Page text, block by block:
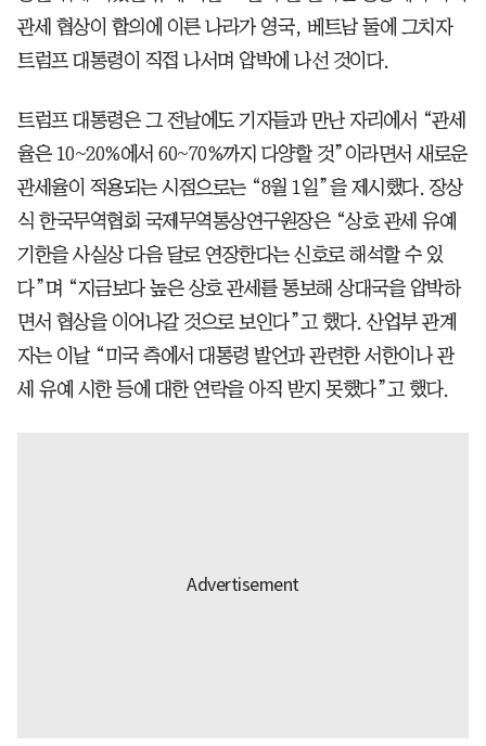
관세 협상이 합의에 이른 나라가 영국, 베트남 둘에 그치자
트럼프 대통령이 직접 나서며 압박에 나선 것이다.
트럼프 대통령은 그 전날에도 기자들과 만난 자리에서 “관세
율은 10~20%에서 60~70%까지 다양할 것”이라면서 새로운
관세율이 적용되는 시점으로는 “8월 1일”을 제시했다. 장상
식 한국무역협회 국제무역통상연구원장은 “상호 관세 유예
기한을 사실상 다음 달로 연장한다는 신호로 해석할 수 있
다”며 “지금보다 높은 상호 관세를 통보해 상대국을 압박하
면서 협상을 이어나갈 것으로 보인다”고 했다. 산업부 관계
자는 이날 “미국 측에서 대통령 발언과 관련한 서한이나 관
세 유예 시한 등에 대한 연락을 아직 받지 못했다”고 했다.